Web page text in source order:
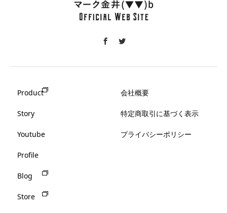
Product
Story
Youtube
Profile
Blog
Store
会社概要
特定商取引に基づく表示
プライバシーポリシー